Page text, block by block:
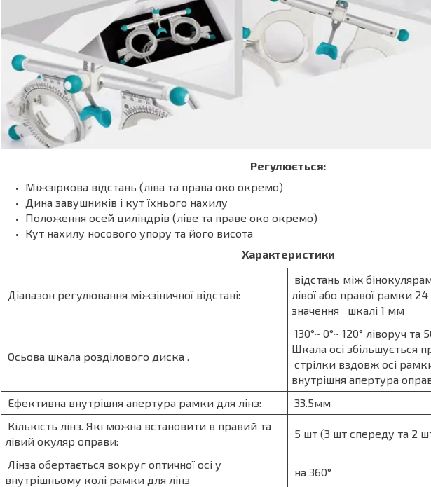
Регулюється:
Міжзіркова відстань (ліва та права око окремо)
Дина завушників і кут їхнього нахилу
Положення осей циліндрів (ліве та праве око окремо)
Кут нахилу носового упору та його висота
Характеристики
Діапазон регулювання міжзіничної відстані:
відстань між
лівої або правої рамки
значення шкалі 1 мм
Осьова шкала розділового диска .
130°~ 0°~ 120° ліворуч та
Шкала осі збільшується
стрілки вздовж осі
внутрішня апертура
Ефективна внутрішня апертура рамки для лінз:
33.5мм
Кількість лінз. Які можна встановити в правий та
лівий окуляр оправи:
5 шт (3 шт спереду та 2
Лінза обертається вокруг оптичної осі у
внутрішньому колі рамки для лінз
на 360°